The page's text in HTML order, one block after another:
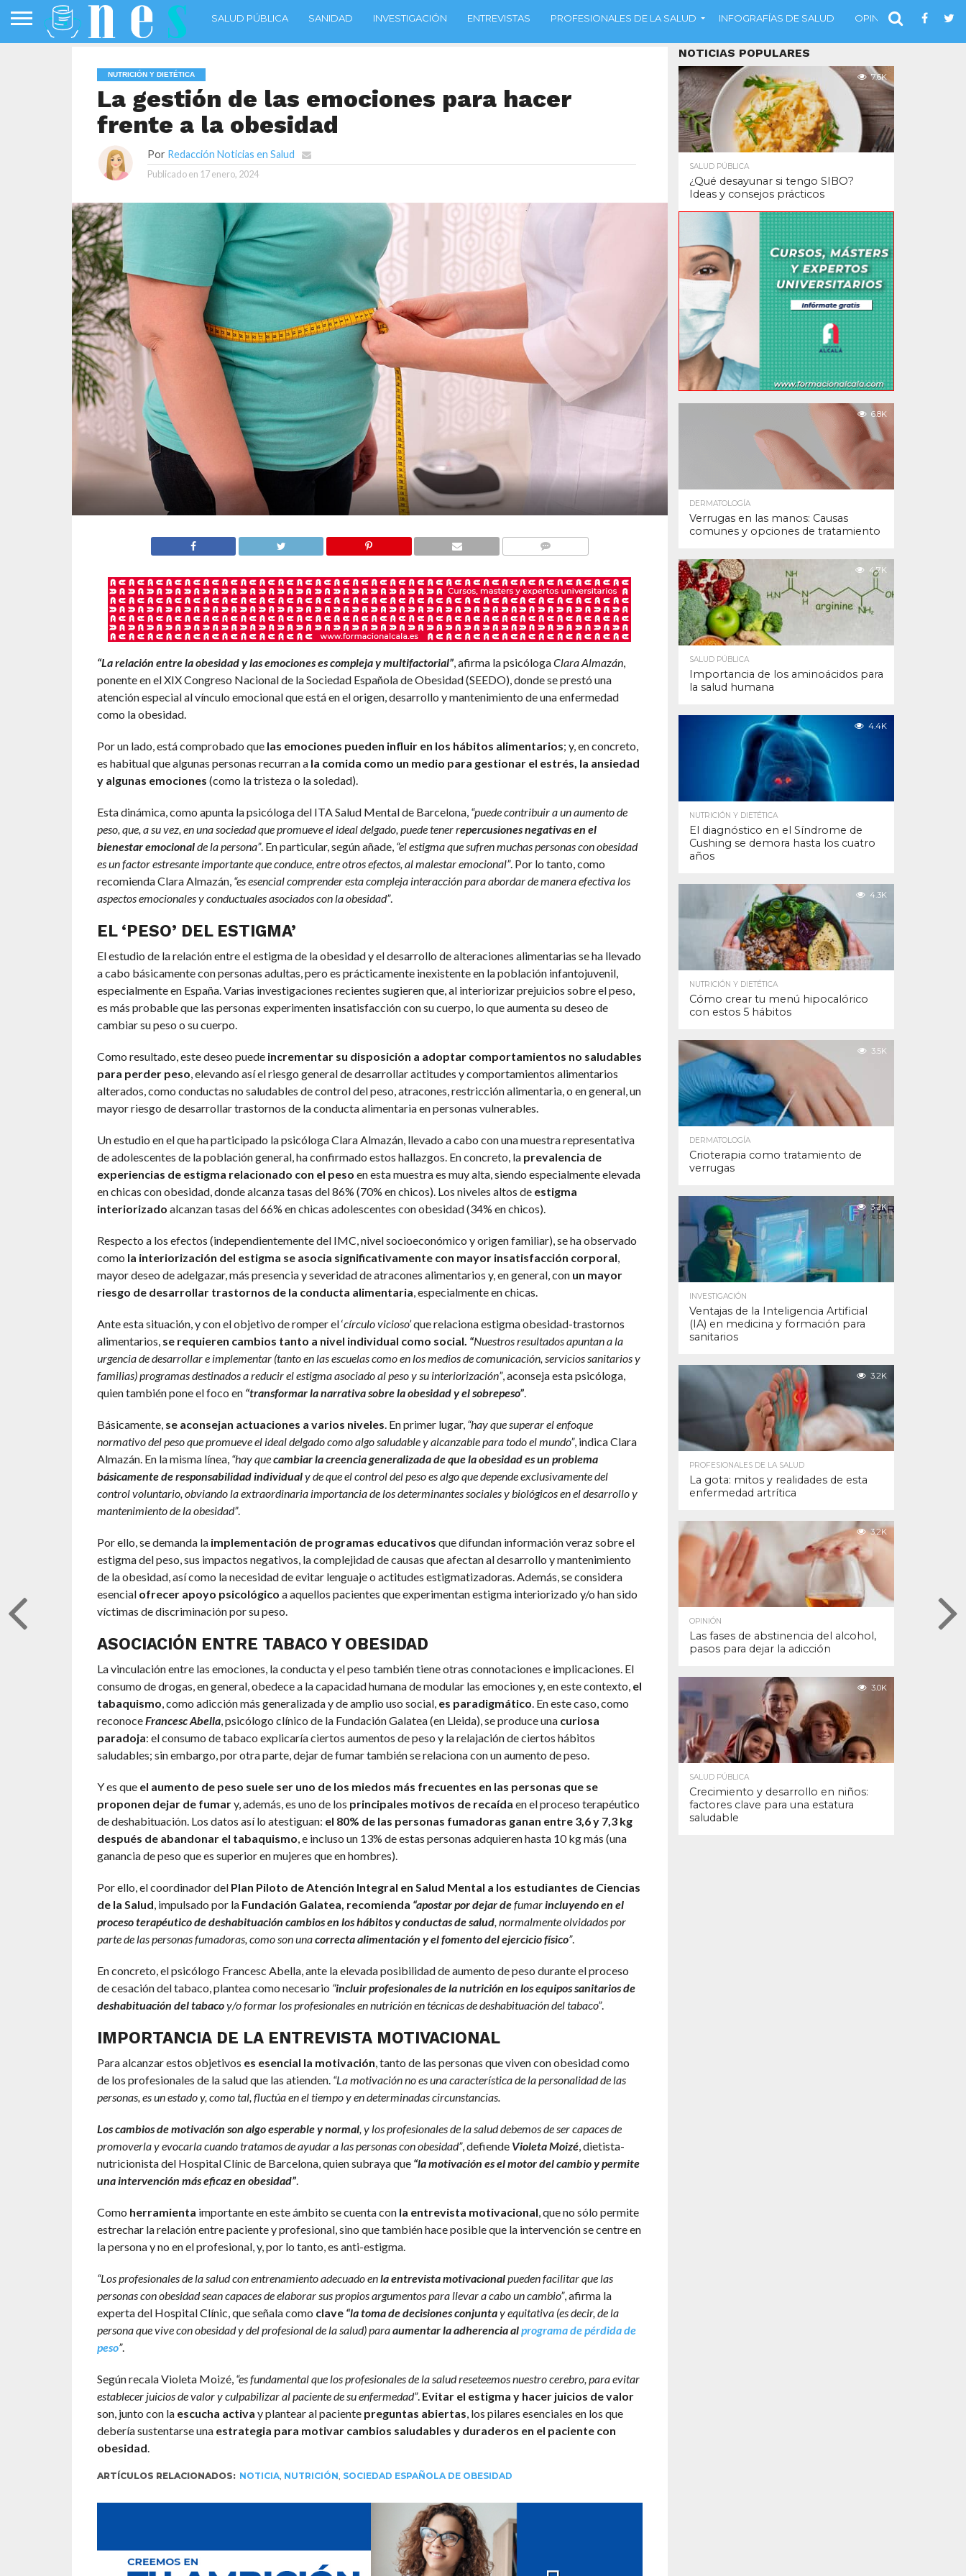
SALUD PÚBLICA SANIDAD INVESTIGACIÓN ENTREVISTAS PROFESIONALES DE LA SALUD INFOGRAFÍAS DE SALUD OPINIÓN
NUTRICIÓN Y DIETÉTICA
La gestión de las emociones para hacer
frente a la obesidad
Por Redacción Noticias en Salud
Publicado en 17 enero, 2024
“La relación entre la obesidad y las emociones es compleja y multifactorial”, afirma la psicólogaClara Almazán,
ponente en el XIX Congreso Nacional de la Sociedad Española de Obesidad (SEEDO), donde se prestó una
atención especial al vínculo emocional que está en el origen, desarrollo y mantenimiento de una enfermedad
como la obesidad.
Por un lado, está comprobado que las emociones pueden influir en los hábitos alimentarios; y, en concreto,
es habitual que algunas personas recurran a la comida como un medio para gestionar el estrés, la ansiedad
y algunas emociones (como la tristeza o la soledad).
Esta dinámica, como apunta la psicóloga del ITA Salud Mental de Barcelona, “puede contribuir a un aumento de
peso, que, a su vez, en una sociedad que promueve el ideal delgado, puede tener repercusiones negativas en el
bienestar emocionalde la persona”. En particular, según añade, “el estigma que sufren muchas personas con obesidad
es un factor estresante importante que conduce, entre otros efectos, al malestar emocional”. Por lo tanto, como
recomienda Clara Almazán, “es esencial comprender esta compleja interacción para abordar de manera efectiva los
aspectos emocionales y conductuales asociados con la obesidad”.
EL ‘PESO’ DEL ESTIGMA’
El estudio de la relación entre el estigma de la obesidad y el desarrollo de alteraciones alimentarias se ha llevado
a cabo básicamente con personas adultas, pero es prácticamente inexistente en la población infantojuvenil,
especialmente en España. Varias investigaciones recientes sugieren que, al interiorizar prejuicios sobre el peso,
es más probable que las personas experimenten insatisfacción con su cuerpo, lo que aumenta su deseo de
cambiar su peso o su cuerpo.
Como resultado, este deseo puede incrementar su disposición a adoptar comportamientos no saludables
para perder peso, elevando así el riesgo general de desarrollar actitudes y comportamientos alimentarios
alterados, como conductas no saludables de control del peso, atracones, restricción alimentaria, o en general, un
mayor riesgo de desarrollar trastornos de la conducta alimentaria en personas vulnerables.
Un estudio en el que ha participado la psicóloga Clara Almazán, llevado a cabo con una muestra representativa
de adolescentes de la población general, ha confirmado estos hallazgos. En concreto, la prevalencia de
experiencias de estigma relacionado con el peso en esta muestra es muy alta, siendo especialmente elevada
en chicas con obesidad, donde alcanza tasas del 86% (70% en chicos). Los niveles altos de estigma
interiorizado alcanzan tasas del 66% en chicas adolescentes con obesidad (34% en chicos).
Respecto a los efectos (independientemente del IMC, nivel socioeconómico y origen familiar), se ha observado
como la interiorización del estigma se asocia significativamente con mayor insatisfacción corporal,
mayor deseo de adelgazar, más presencia y severidad de atracones alimentarios y, en general, con un mayor
riesgo de desarrollar trastornos de la conducta alimentaria, especialmente en chicas.
Ante esta situación, y con el objetivo de romper el ‘círculo vicioso’que relaciona estigma obesidad-trastornos
alimentarios, se requieren cambios tanto a nivel individual como social. “Nuestros resultados apuntan a la
urgencia de desarrollar e implementar (tanto en las escuelas como en los medios de comunicación, servicios sanitarios y
familias) programas destinados a reducir el estigma asociado al peso y su interiorización”, aconseja esta psicóloga,
quien también pone el foco en “transformar la narrativa sobre la obesidad y el sobrepeso”.
Básicamente, se aconsejan actuaciones a varios niveles. En primer lugar, “hay que superar el enfoque
normativo del peso que promueve el ideal delgado como algo saludable y alcanzable para todo el mundo”, indica Clara
Almazán. En la misma línea, “hay quecambiar la creencia generalizada de que la obesidad es un problema
básicamente de responsabilidad individualy de que el control del peso es algo que depende exclusivamente del
control voluntario, obviando la extraordinaria importancia de los determinantes sociales y biológicos en el desarrollo y
mantenimiento de la obesidad”.
Por ello, se demanda la implementación de programas educativos que difundan información veraz sobre el
estigma del peso, sus impactos negativos, la complejidad de causas que afectan al desarrollo y mantenimiento
de la obesidad, así como la necesidad de evitar lenguaje o actitudes estigmatizadoras. Además, se considera
esencial ofrecer apoyo psicológico a aquellos pacientes que experimentan estigma interiorizado y/o han sido
víctimas de discriminación por su peso.
ASOCIACIÓN ENTRE TABACO Y OBESIDAD
La vinculación entre las emociones, la conducta y el peso también tiene otras connotaciones e implicaciones. El
consumo de drogas, en general, obedece a la capacidad humana de modular las emociones y, en este contexto, el
tabaquismo, como adicción más generalizada y de amplio uso social, es paradigmático. En este caso, como
reconoceFrancesc Abella, psicólogo clínico de la Fundación Galatea (en Lleida), se produce una curiosa
paradoja: el consumo de tabaco explicaría ciertos aumentos de peso y la relajación de ciertos hábitos
saludables; sin embargo, por otra parte, dejar de fumar también se relaciona con un aumento de peso.
Y es que el aumento de peso suele ser uno de los miedos más frecuentes en las personas que se
proponen dejar de fumary, además, es uno de los principales motivos de recaída en el proceso terapéutico
de deshabituación. Los datos así lo atestiguan: el 80% de las personas fumadoras ganan entre 3,6 y 7,3 kg
después de abandonar el tabaquismo, e incluso un 13% de estas personas adquieren hasta 10 kg más (una
ganancia de peso que es superior en mujeres que en hombres).
Por ello, el coordinador del Plan Piloto de Atención Integral en Salud Mental a los estudiantes de Ciencias
de la Salud, impulsado por la Fundación Galatea, recomienda “apostar por dejar defumarincluyendo en el
proceso terapéutico de deshabituación cambios en los hábitos y conductas de salud, normalmente olvidados por
parte de las personas fumadoras, como son unacorrecta alimentación y el fomento del ejercicio físico”.
En concreto, el psicólogo Francesc Abella, ante la elevada posibilidad de aumento de peso durante el proceso
de cesación del tabaco, plantea como necesario “incluir profesionales de la nutrición en los equipos sanitarios de
deshabituación del tabacoy/o formar los profesionales en nutrición en técnicas de deshabituación del tabaco”.
IMPORTANCIA DE LA ENTREVISTA MOTIVACIONAL
Para alcanzar estos objetivos es esencial la motivación, tanto de las personas que viven con obesidad como
de los profesionales de la salud que las atienden. “La motivación no es una característica de la personalidad de las
personas, es un estado y, como tal, fluctúa en el tiempo y en determinadas circunstancias.
Los cambios de motivación son algo esperable y normal, y los profesionales de la salud debemos de ser capaces de
promoverla y evocarla cuando tratamos de ayudar a las personas con obesidad”, defiende Violeta Moizé, dietista-
nutricionista del Hospital Clínic de Barcelona, quien subraya que “la motivación es el motor del cambio y permite
una intervención más eficaz en obesidad”.
Como herramienta importante en este ámbito se cuenta con la entrevista motivacional, que no sólo permite
estrechar la relación entre paciente y profesional, sino que también hace posible que la intervención se centre en
la persona y no en el profesional, y, por lo tanto, es anti-estigma.
“Los profesionales de la salud con entrenamiento adecuado enla entrevista motivacionalpueden facilitar que las
personas con obesidad sean capaces de elaborar sus propios argumentos para llevar a cabo un cambio”, afirma la
experta del Hospital Clínic, que señala como clave“la toma de decisiones conjuntay equitativa (es decir, de la
persona que vive con obesidad y del profesional de la salud) paraaumentar la adherencia alprograma de pérdida de
peso”.
Según recala Violeta Moizé, “es fundamental que los profesionales de la salud reseteemos nuestro cerebro, para evitar
establecer juicios de valor y culpabilizar al paciente de su enfermedad”. Evitar el estigma y hacer juicios de valor
son, junto con la escucha activa y plantear al paciente preguntas abiertas, los pilares esenciales en los que
debería sustentarse una estrategia para motivar cambios saludables y duraderos en el paciente con
obesidad.
ARTÍCULOS RELACIONADOS: NOTICIA, NUTRICIÓN, SOCIEDAD ESPAÑOLA DE OBESIDAD
NOTICIAS POPULARES
7.6K
SALUD PÚBLICA
¿Qué desayunar si tengo SIBO?
Ideas y consejos prácticos
6.8K
DERMATOLOGÍA
Verrugas en las manos: Causas
comunes y opciones de tratamiento
4.7K
SALUD PÚBLICA
Importancia de los aminoácidos para
la salud humana
4.4K
NUTRICIÓN Y DIETÉTICA
El diagnóstico en el Síndrome de
Cushing se demora hasta los cuatro
años
4.3K
NUTRICIÓN Y DIETÉTICA
Cómo crear tu menú hipocalórico
con estos 5 hábitos
3.5K
DERMATOLOGÍA
Crioterapia como tratamiento de
verrugas
3.2K
INVESTIGACIÓN
Ventajas de la Inteligencia Artificial
(IA) en medicina y formación para
sanitarios
3.2K
PROFESIONALES DE LA SALUD
La gota: mitos y realidades de esta
enfermedad artrítica
3.2K
OPINIÓN
Las fases de abstinencia del alcohol,
pasos para dejar la adicción
3.0K
SALUD PÚBLICA
Crecimiento y desarrollo en niños:
factores clave para una estatura
saludable